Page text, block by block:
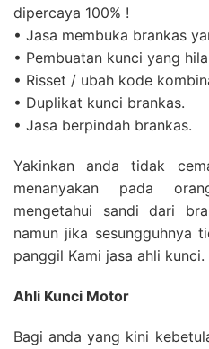
dipercaya 100% !
• Jasa membuka brankas
• Pembuatan kunci yang
• Risset / ubah kode
• Duplikat kunci brankas.
• Jasa berpindah brankas.
Yakinkan anda tidak
menanyakan pada
mengetahui sandi dari
namun jika sesungguhnya
panggil Kami jasa ahli kunci.
Ahli Kunci Motor
Bagi anda yang kini